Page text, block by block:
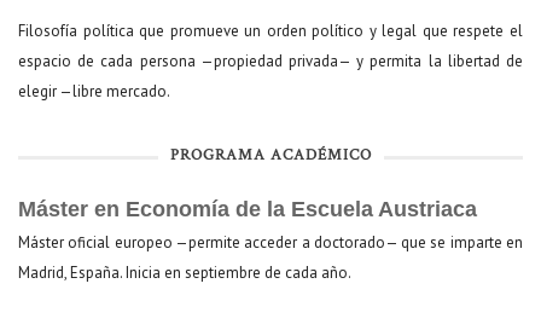
Filosofía política que promueve un orden político y legal que respete el
espacio de cada persona —propiedad privada— y permita la libertad de
elegir —libre mercado.
PROGRAMA ACADÉMICO
Máster en Economía de la Escuela Austriaca
Máster oficial europeo —permite acceder a doctorado— que se imparte en
Madrid, España. Inicia en septiembre de cada año.